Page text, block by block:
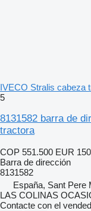
IVECO Stralis cabeza
5
8131582 barra de
tractora
COP 551.500 EUR 150
Barra de dirección
8131582
España, Sant Pere
LAS COLINAS
Contacte con el